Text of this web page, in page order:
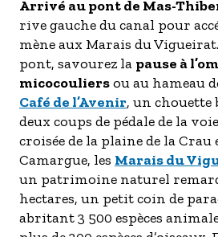
Arrivé au pont de Mas-
rive gauche du canal pour
mène aux Marais du
pont, savourez la pause à
micocouliersou au hameau
Café de l’Avenir, un chouette
deux coups de pédale de la
croisée de la plaine de la Crau
Camargue, les Marais du
un patrimoine naturel
hectares, un petit coin de
abritant 3 500 espèces